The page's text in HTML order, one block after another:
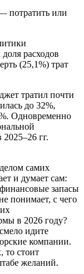
расходов
(25,1%) трат
тратил почти
до 32%,
Одновременно
гг.
самих
и думает сам:
запасы
понимает, с чего
в 2026 году?
идите
компании.
то стоит
желаний.